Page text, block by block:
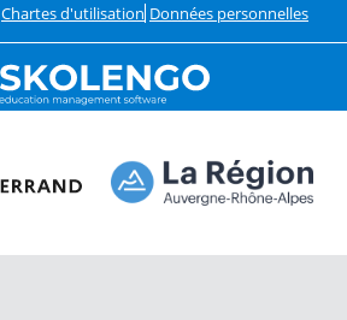
Chartes d'utilisation Données personnelles